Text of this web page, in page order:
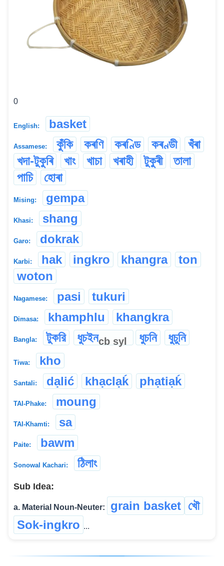
0
English: basket
Assamese: কুঁকি কৰণি কৰণ্ডি কৰণ্ডী
খঁৰা
খদা-টুকুৰি
খাং খাচা খৰাহী টুকুৰী
তালা
পাচি
হোৰা
Mising: gempa
Khasi: shang
Garo: dokrak
Karbi: hak ingkro khangra
ton
woton
Nagamese: pasi tukuri
Dimasa: khamphlu khangkra
Bangla: টুকরি ধুচইনcb syl ধুচনি ধুচুনি
Tiwa: kho
Santali: dạlić khạclạḱ phạtiạḱ
TAI-Phake: moung
TAI-Khamti: sa
Paite: bawm
Sonowal Kachari: ঠিলাং
Sub Idea:
a. Material Noun-Neuter: grain basket খৌ
Sok-ingkro ...